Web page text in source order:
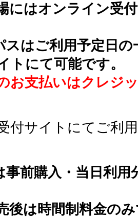
にはオンライン受
スはご利用予定日
トにて可能です。
お支払いはクレジ
付サイトにてご利
事前購入・当日利
後は時間制料金の